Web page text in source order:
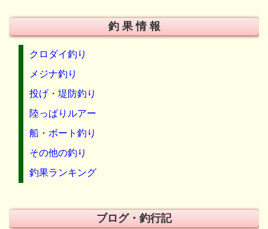
釣 果 情 報
クロダイ釣り
メジナ釣り
投げ・堤防釣り
陸っぱりルアー
船・ボート釣り
その他の釣り
釣果ランキング
ブログ・釣行記